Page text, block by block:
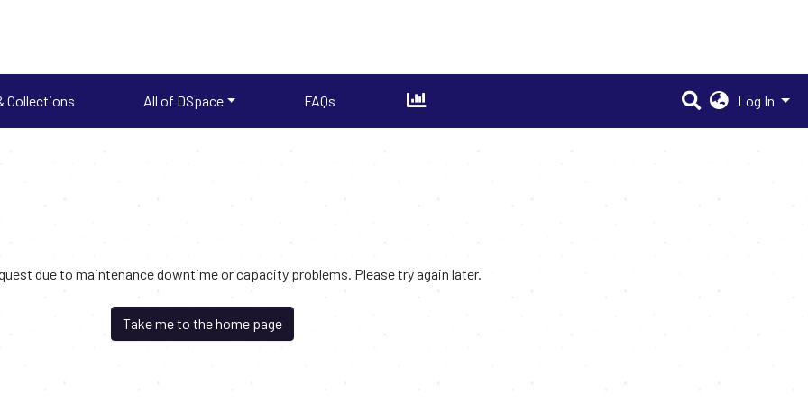
Collections All of DSpace FAQs Log In
due to maintenance downtime or capacity problems. Please try again later.
Take me to the home page